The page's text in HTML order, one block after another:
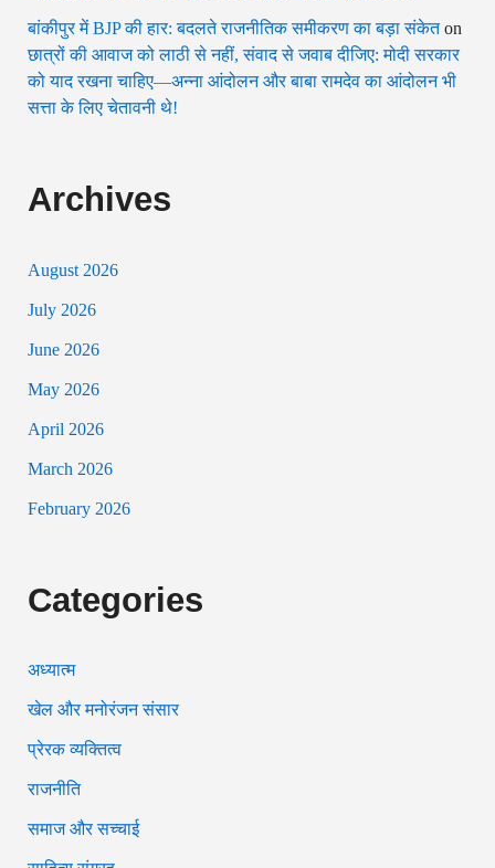
बांकीपुर में BJP की हार: बदलते राजनीतिक समीकरण का बड़ा संकेतon
छात्रों की आवाज को लाठी से नहीं, संवाद से जवाब दीजिए: मोदी सरकार
को याद रखना चाहिए—अन्ना आंदोलन और बाबा रामदेव का आंदोलन भी
सत्ता के लिए चेतावनी थे!
Archives
August 2026
July 2026
June 2026
May 2026
April 2026
March 2026
February 2026
Categories
अध्यात्म
खेल और मनोरंजन संसार
प्रेरक व्यक्तित्व
राजनीति
समाज और सच्चाई